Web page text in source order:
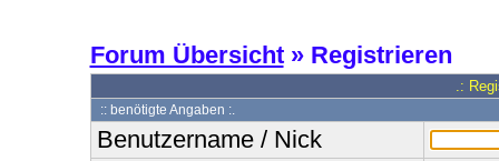
Forum Übersicht» Registrieren
.:
:: benötigte Angaben :.
Benutzername / Nick